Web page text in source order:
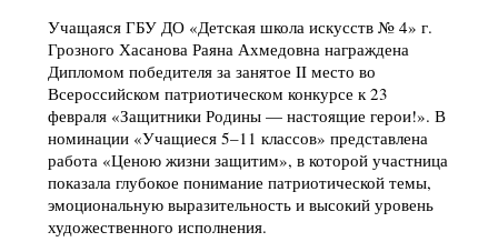
Учащаяся ГБУ ДО «Детская школа искусств № 4» г.
Грозного Хасанова Раяна Ахмедовна награждена
Дипломом победителя за занятое II место во
Всероссийском патриотическом конкурсе к 23
февраля «Защитники Родины — настоящие герои!». В
номинации «Учащиеся 5–11 классов» представлена
работа «Ценою жизни защитим», в которой участница
показала глубокое понимание патриотической темы,
эмоциональную выразительность и высокий уровень
художественного исполнения.